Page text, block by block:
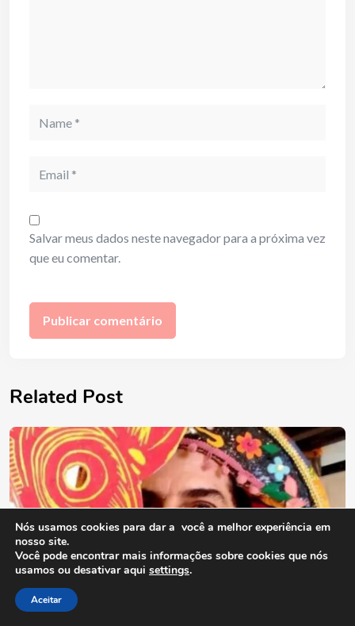
Salvar meus dados neste navegador para a próxima vez
que eu comentar.
Related Post
Nós usamos cookies para dar a você a melhor experiência em
nosso site.
Você pode encontrar mais informações sobre cookies que nós
usamos ou desativar aqui settings.
Aceitar